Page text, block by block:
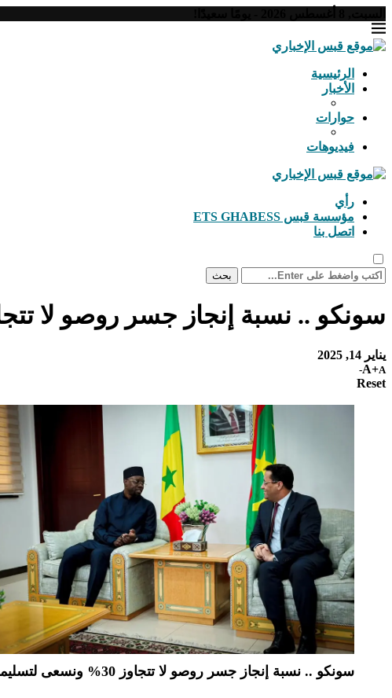
الرئيسية
الأخبار
حوارات
فيديوهات
رأي
مؤسسة قبس ETS GHABESS
اتصل بنا
بحث
سونكو .. نسبة إنجاز جسر روصو لا تتجاوز 30% ونسعى لتسليمه في
يناير 14, 2025
A+A-
Reset
سونكو .. نسبة إنجاز جسر روصو لا تتجاوز 30% ونسعى لتسليمه في 2026